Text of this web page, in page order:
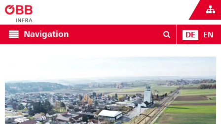
Navigation DE EN